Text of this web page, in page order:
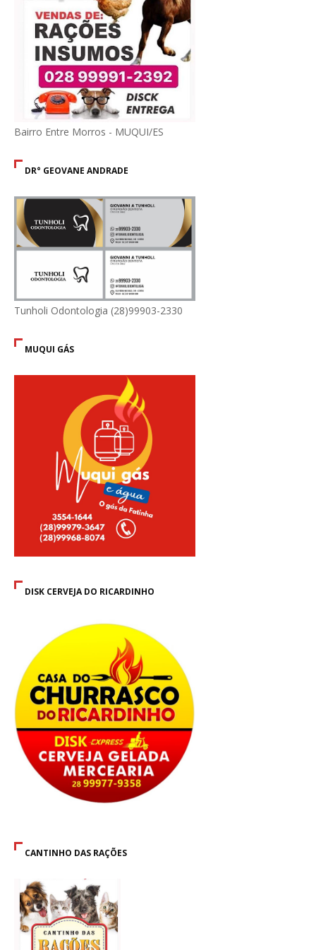
Bairro Entre Morros - MUQUI/ES
DR° GEOVANE ANDRADE
Tunholi Odontologia (28)99903-2330
MUQUI GÁS
DISK CERVEJA DO RICARDINHO
CANTINHO DAS RAÇÕES